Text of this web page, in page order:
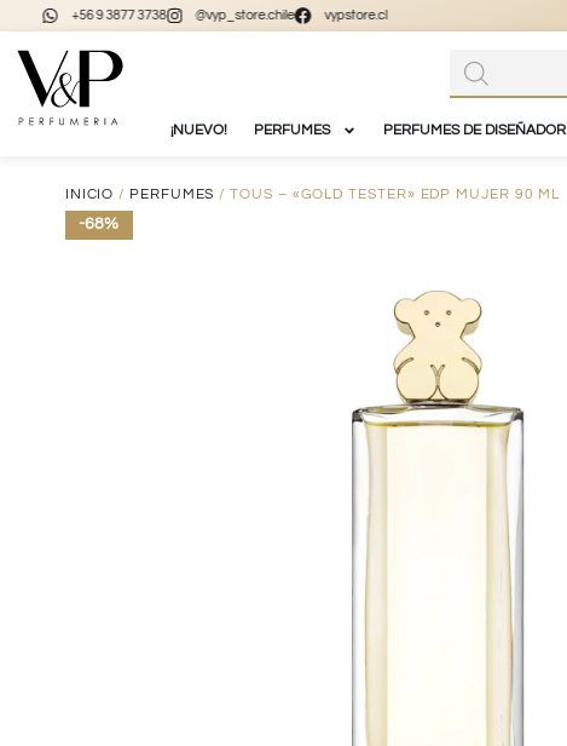
+56 9 3877 3738 @vyp_store.chile vypstore.cl
¡NUEVO! PERFUMES PERFUMES DE DISEÑADOR
INICIO / PERFUMES / TOUS – «GOLD TESTER» EDP MUJER 90 ML
-68%